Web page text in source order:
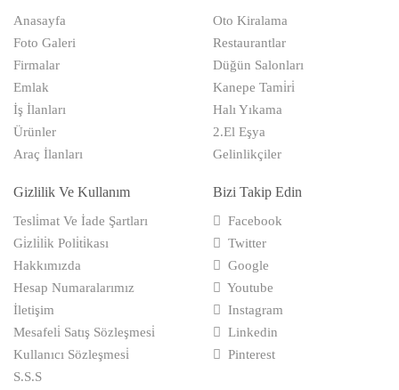
Anasayfa
Foto Galeri
Firmalar
Emlak
İş İlanları
Ürünler
Araç İlanları
Oto Kiralama
Restaurantlar
Düğün Salonları
Kanepe Tami̇ri̇
Halı Yıkama
2.El Eşya
Gelinlikçiler
Gizlilik Ve Kullanım
Tesli̇mat Ve İade Şartları
Gi̇zli̇li̇k Poli̇ti̇kası
Hakkımızda
Hesap Numaralarımız
İletişim
Mesafeli̇ Satış Sözleşmesi̇
Kullanıcı Sözleşmesi̇
S.S.S
Bizi Takip Edin
Facebook
Twitter
Google
Youtube
Instagram
Linkedin
Pinterest